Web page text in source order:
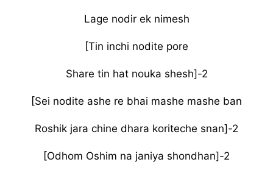
Lage nodir ek nimesh
[Tin inchi nodite pore
Share tin hat nouka shesh]-2
[Sei nodite ashe re bhai mashe mashe ban
Roshik jara chine dhara koriteche snan]-2
[Odhom Oshim na janiya shondhan]-2